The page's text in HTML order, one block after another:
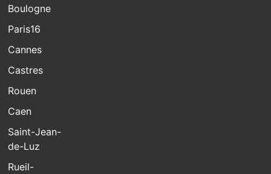
Boulogne
Paris16
Cannes
Castres
Rouen
Caen
Saint-Jean-
de-Luz
Rueil-